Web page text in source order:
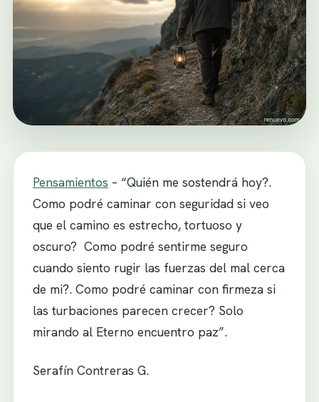
Pensamientos – “Quién me sostendrá hoy?.
Como podré caminar con seguridad si veo
que el camino es estrecho, tortuoso y
oscuro? Como podré sentirme seguro
cuando siento rugir las fuerzas del mal cerca
de mi?. Como podré caminar con firmeza si
las turbaciones parecen crecer? Solo
mirando al Eterno encuentro paz”.
Serafín Contreras G.